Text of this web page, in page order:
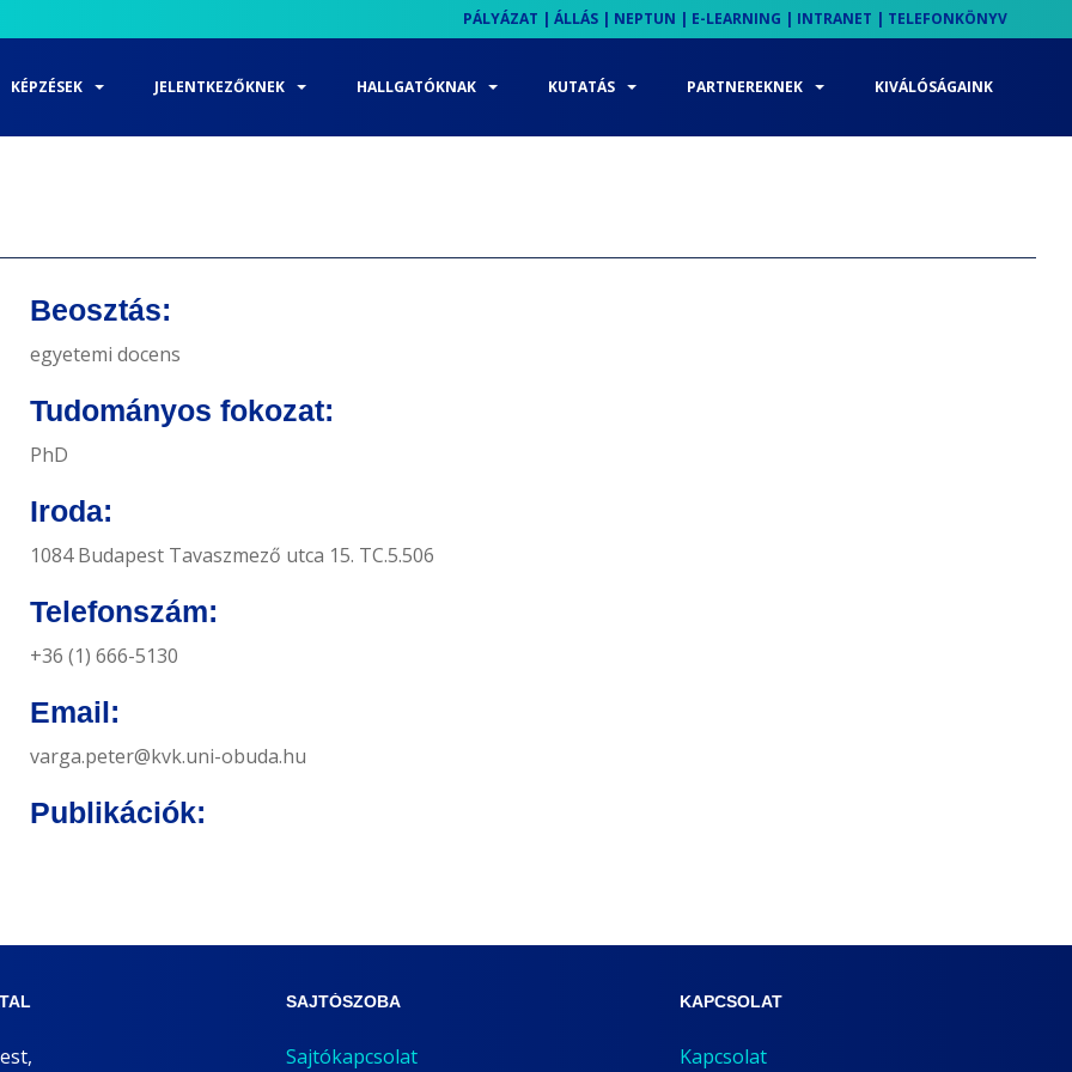
PÁLYÁZAT | ÁLLÁS | NEPTUN | E-LEARNING | INTRANET | TELEFONKÖNYV
KÉPZÉSEK JELENTKEZŐKNEK HALLGATÓKNAK KUTATÁS PARTNEREKNEK KIVÁLÓSÁGAINK
Beosztás:
egyetemi docens
Tudományos fokozat:
PhD
Iroda:
1084 Budapest Tavaszmező utca 15. TC.5.506
Telefonszám:
+36 (1) 666-5130
Email:
varga.peter@kvk.uni-obuda.hu
Publikációk:
SAJTÓSZOBA
Sajtókapcsolat
KAPCSOLAT
Kapcsolat